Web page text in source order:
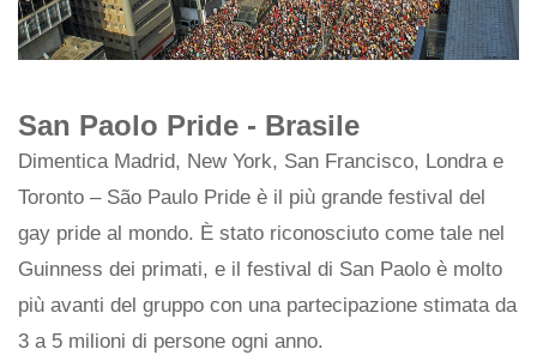
San Paolo Pride - Brasile
Dimentica Madrid, New York, San Francisco, Londra e
Toronto – São Paulo Pride è il più grande festival del
gay pride al mondo. È stato riconosciuto come tale nel
Guinness dei primati, e il festival di San Paolo è molto
più avanti del gruppo con una partecipazione stimata da
3 a 5 milioni di persone ogni anno.